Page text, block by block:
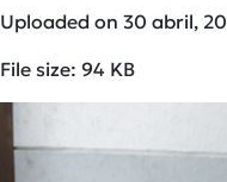
Uploaded on 30 abril,
File size: 94 KB